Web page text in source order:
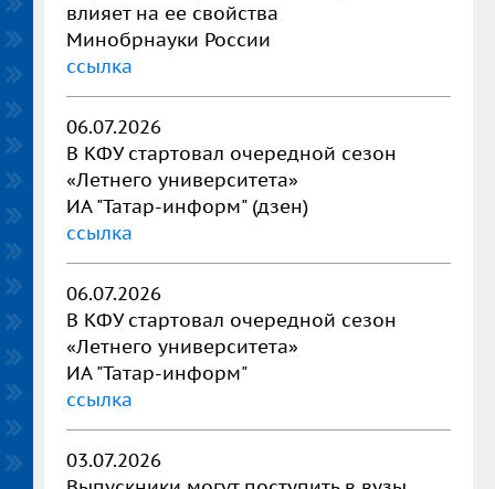
влияет на ее свойства
Минобрнауки России
ссылка
06.07.2026
В КФУ стартовал очередной сезон
«Летнего университета»
ИА "Татар-информ" (дзен)
ссылка
06.07.2026
В КФУ стартовал очередной сезон
«Летнего университета»
ИА "Татар-информ"
ссылка
03.07.2026